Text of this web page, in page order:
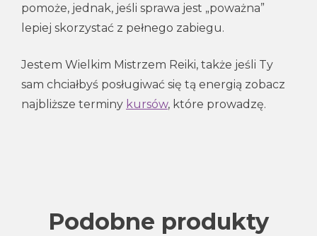
pomoże, jednak, jeśli sprawa jest „poważna”
lepiej skorzystać z pełnego zabiegu.
Jestem Wielkim Mistrzem Reiki, także jeśli Ty
sam chciałbyś posługiwać się tą energią zobacz
najbliższe terminy kursów, które prowadzę.
Podobne produkty